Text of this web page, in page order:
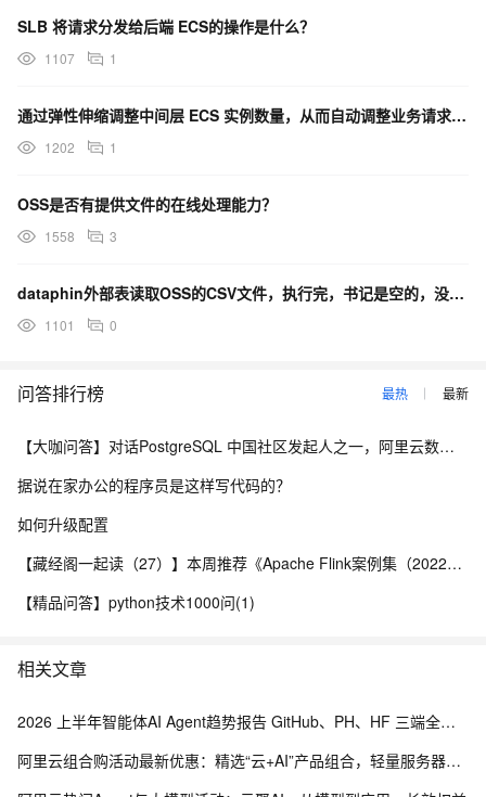
SLB 将请求分发给后端 ECS的操作是什么？
1107 1
通过弹性伸缩调整中间层 ECS 实例数量，从而自动调整业务请求能力，具体流程是什么？
1202 1
OSS是否有提供文件的在线处理能力？
1558 3
dataphin外部表读取OSS的CSV文件，执行完，书记是空的，没有读到csv文件。
1101 0
问答排行榜 最热 最新
【大咖问答】对话PostgreSQL 中国社区发起人之一，阿里云数据库高级专家 德哥
据说在家办公的程序员是这样写代码的？
如何升级配置
【藏经阁一起读（27）】本周推荐《Apache Flink案例集（2022版）》，你有哪些心得？
【精品问答】python技术1000问(1)
相关文章
2026 上半年智能体AI Agent趋势报告 GitHub、PH、HF 三端全网数据调研
阿里云组合购活动最新优惠：精选“云+AI”产品组合，轻量服务器+ TokenPlan 套餐68元起